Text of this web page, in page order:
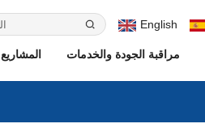
English
المشاريع مراقبة الجودة والخدمات